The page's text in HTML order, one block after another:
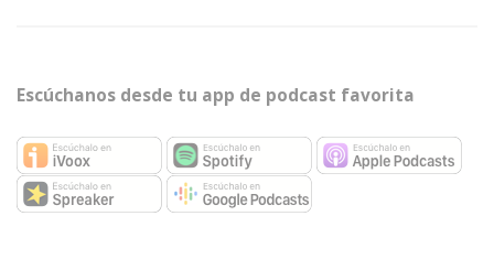
Escúchanos desde tu app de podcast favorita